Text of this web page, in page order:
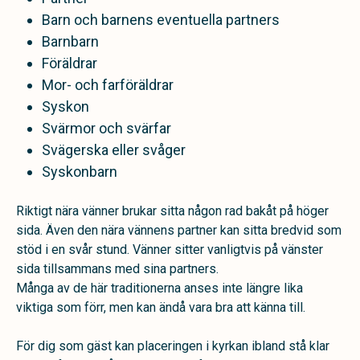
Barn och barnens eventuella partners
Barnbarn
Föräldrar
Mor- och farföräldrar
Syskon
Svärmor och svärfar
Svägerska eller svåger
Syskonbarn
Riktigt nära vänner brukar sitta någon rad bakåt på höger
sida. Även den nära vännens partner kan sitta bredvid som
stöd i en svår stund. Vänner sitter vanligtvis på vänster
sida tillsammans med sina partners.
Många av de här traditionerna anses inte längre lika
viktiga som förr, men kan ändå vara bra att känna till.
För dig som gäst kan placeringen i kyrkan ibland stå klar